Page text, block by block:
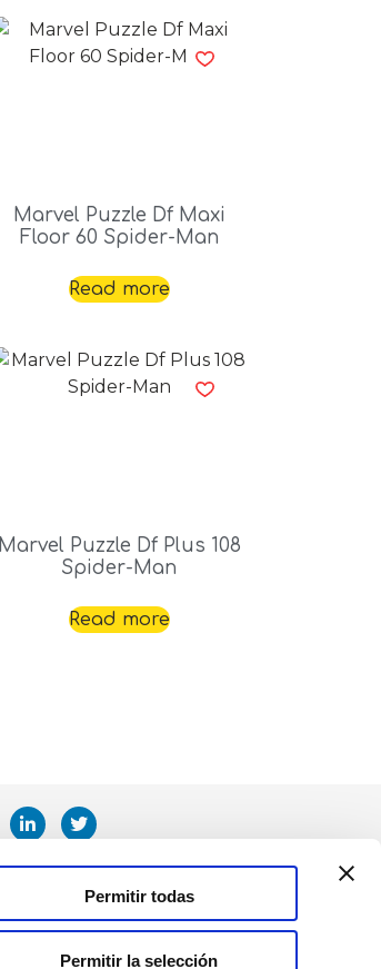
Permitir todas
Permitir la selección
Marvel Puzzle Df Maxi
Floor 60 Spider-Man
Read more
Marvel Puzzle Df Plus 108
Spider-Man
Read more